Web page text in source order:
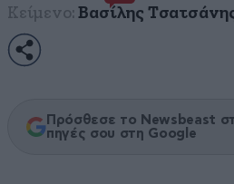
Κείμενο: Βασίλης
Πρόσθεσε το Newsbeast
πηγές σου στη Google